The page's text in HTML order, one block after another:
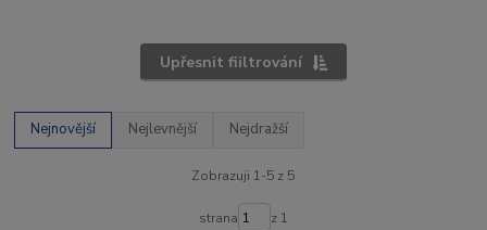
Upřesnit fiiltrování
Nejnovější Nejlevnější Nejdražší
Zobrazuji 1-5 z 5
strana z 1